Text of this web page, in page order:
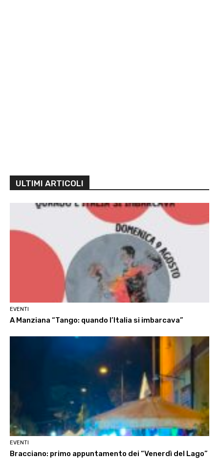
ULTIMI ARTICOLI
EVENTI
A Manziana “Tango: quando l’Italia si imbarcava”
EVENTI
Bracciano: primo appuntamento dei “Venerdì del Lago”